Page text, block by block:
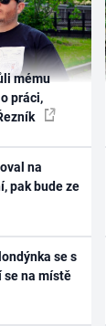
mému
práci,
na
pak bude ze
se s
se na místě